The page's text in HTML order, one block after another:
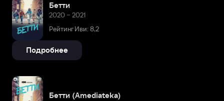
Бетти
2020 – 2021
Рейтинг Иви: 8,2
Подробнее
Бетти (Amediateka)